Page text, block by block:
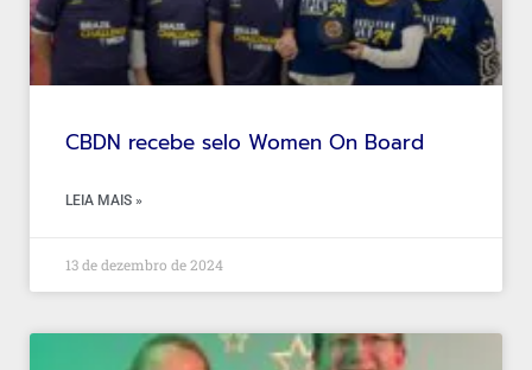
CBDN recebe selo Women On Board
LEIA MAIS »
13 de dezembro de 2024